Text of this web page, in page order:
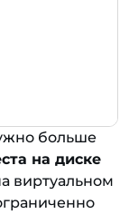
больше
на диске
виртуальном